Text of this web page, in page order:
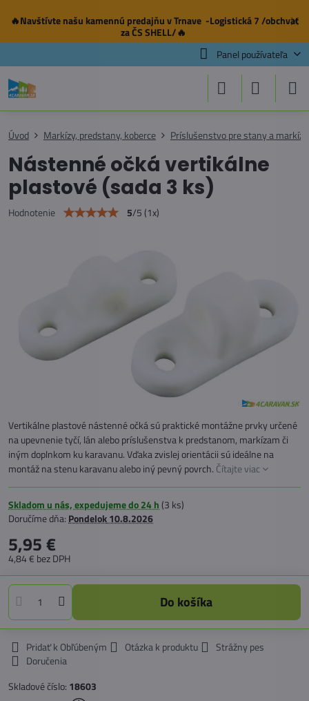
✕
🔥Navštívte našu kamennú predajňuv Trnave -Logistická 7 /obchvat
za ČS SHELL/🔥
Panel používateľa
Úvod Markízy, predstany, koberce Príslušenstvo pre stany a markízy
Nástenné očká vertikálne
plastové (sada 3 ks)
Hodnotenie 5/5(1x)
Vertikálne plastové nástenné očká sú praktické montážne prvky určené
na upevnenie tyčí, lán alebo príslušenstva k predstanom, markízam či
iným doplnkom ku karavanu. Vďaka zvislej orientácii sú ideálne na
montáž na stenu karavanu alebo iný pevný povrch. Čítajte viac
Skladom u nás, expedujeme do 24 h(3 ks)
Doručíme dňa: Pondelok10.8.2026
5,95 €
4,84 € bez DPH
Do košíka
Pridať k Obľúbeným Otázka k produktu
Strážny pes
Doručenia
Skladové číslo: 18603